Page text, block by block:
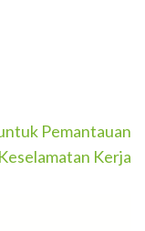
Pemantauan
Keselamatan Kerja